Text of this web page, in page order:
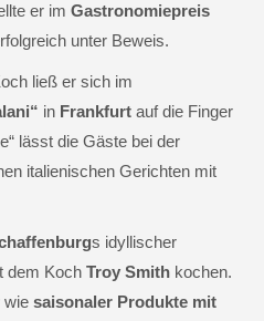
er im Gastronomiepreis
unter Beweis.
ließ er sich im
in Frankfurt auf die Finger
lässt die Gäste bei der
italienischen Gerichten mit
s idyllischer
dem Koch Troy Smith kochen.
wie saisonaler Produkte mit